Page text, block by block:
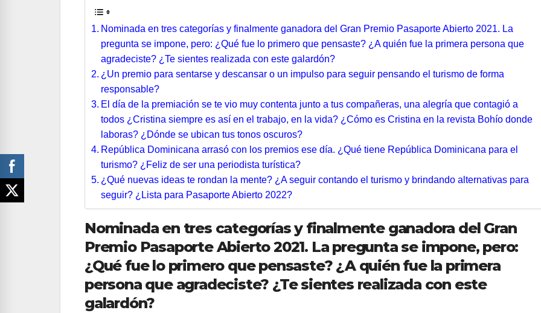
Nominada en tres categorías y finalmente ganadora del Gran Premio Pasaporte Abierto 2021. La
pregunta se impone, pero: ¿Qué fue lo primero que pensaste? ¿A quién fue la primera persona que
agradeciste? ¿Te sientes realizada con este galardón?
¿Un premio para sentarse y descansar o un impulso para seguir pensando el turismo de forma
responsable?
El día de la premiación se te vio muy contenta junto a tus compañeras, una alegría que contagió a
todos ¿Cristina siempre es así en el trabajo, en la vida? ¿Cómo es Cristina en la revista Bohío donde
laboras? ¿Dónde se ubican tus tonos oscuros?
República Dominicana arrasó con los premios ese día. ¿Qué tiene República Dominicana para el
turismo? ¿Feliz de ser una periodista turística?
¿Qué nuevas ideas te rondan la mente? ¿A seguir contando el turismo y brindando alternativas para
seguir? ¿Lista para Pasaporte Abierto 2022?
Nominada en tres categorías y finalmente ganadora del Gran
Premio Pasaporte Abierto 2021. La pregunta se impone, pero:
¿Qué fue lo primero que pensaste? ¿A quién fue la primera
persona que agradeciste? ¿Te sientes realizada con este
galardón?